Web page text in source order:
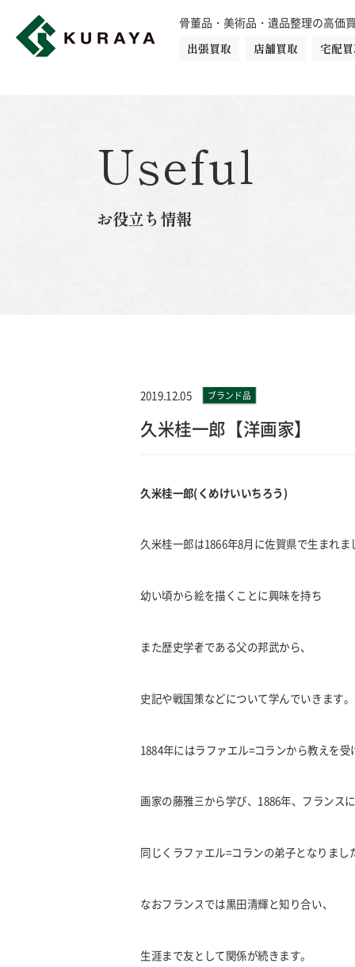
骨董品・美術品・遺品整理の高価
出張買取
店舗買取 宅配
ダイヤモンド
楽器
Useful
お役立ち情報
2019.12.05 ブランド品
久米桂一郎【洋画家】
久米桂一郎(くめけいいちろう )
久米桂一郎は1866年8月に佐賀県で生まれま
幼い頃から絵を描くことに興味を持ち
また歴史学者である父の邦武から、
史記や戦国策などについて学んでいきます。
1884年にはラファエル=コランから教えを受
画家の藤雅三から学び、 1886年、フランス
同じくラファエル=コランの弟子となりまし
なおフランスでは黒田清輝と知り合い、
生涯まで友として関係が続きます。